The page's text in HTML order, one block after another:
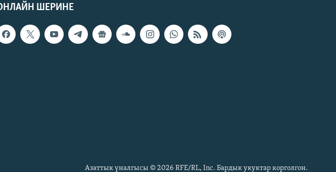
ШЕРИНЕ
Азаттык үналгысы © 2026 RFE/RL, Inc. Бардык укуктар корголгон.